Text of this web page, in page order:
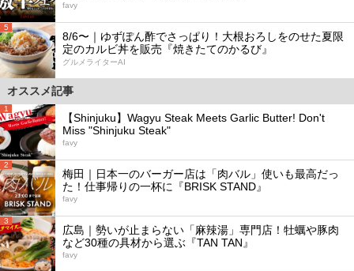
favy
5
8/6〜｜ゆずぽん酢でさっぱり！大根おろしをのせた夏限
定のカルビ丼を販売『焼きたてのかるび』
グルメライターAI
オススメ記事
1
【Shinjuku】Wagyu Steak Meets Garlic Butter! Don't
Miss "Shinjuku Steak"
favy
2
梅田｜日本一のバーガー店は「肉バル」使いも最高だっ
た！仕事帰りの一杯に『BRISK STAND』
favy
3
広島｜勢いが止まらない「麻辣湯」専門店！牡蠣や豚肉
など30種の具材から選ぶ『TAN TAN』
favy